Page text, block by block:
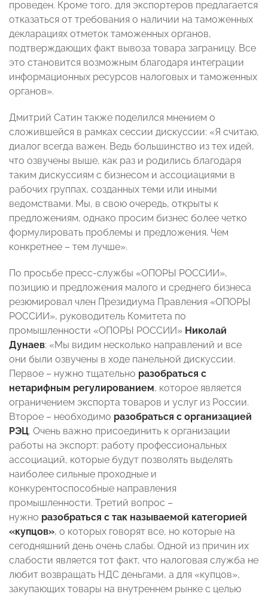
проведен. Кроме того, для экспортеров предлагается
отказаться от требования о наличии на таможенных
декларациях отметок таможенных органов,
подтверждающих факт вывоза товара заграницу. Все
это становится возможным благодаря интеграции
информационных ресурсов налоговых и таможенных
органов».
Дмитрий Сатин также поделился мнением о
сложившейся в рамках сессии дискуссии: «Я считаю,
диалог всегда важен. Ведь большинство из тех идей,
что озвучены выше, как раз и родились благодаря
таким дискуссиям с бизнесом и ассоциациями в
рабочих группах, созданных теми или иными
ведомствами. Мы, в свою очередь, открыты к
предложениям, однако просим бизнес более четко
формулировать проблемы и предложения. Чем
конкретнее – тем лучше».
По просьбе пресс-службы «ОПОРЫ РОССИИ»,
позицию и предложения малого и среднего бизнеса
резюмировал член Президиума Правления «ОПОРЫ
РОССИИ», руководитель Комитета по
промышленности «ОПОРЫ РОССИИ» Николай
Дунаев: «Мы видим несколько направлений и все
они были озвучены в ходе панельной дискуссии.
Первое – нужно тщательно разобраться с
нетарифным регулированием, которое является
ограничением экспорта товаров и услуг из России.
Второе – необходимо разобраться с организацией
РЭЦ. Очень важно присоединить к организации
работы на экспорт: работу профессиональных
ассоциаций, которые будут позволять выделять
наиболее сильные проходные и
конкурентоспособные направления
промышленности. Третий вопрос –
нужно разобраться с так называемой категорией
«купцов», о которых говорят все, но которые на
сегодняшний день очень слабы. Одной из причин их
слабости является тот факт, что налоговая служба не
любит возвращать НДС деньгами, а для «купцов»,
закупающих товары на внутреннем рынке с целью